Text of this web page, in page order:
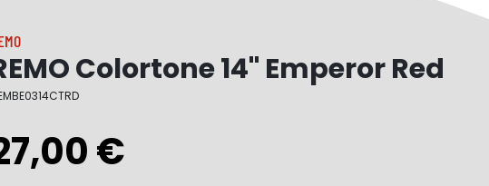
Colortone 14" Emperor Red
€